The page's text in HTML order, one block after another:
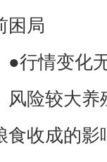
困局
情变化
较大养殖
食收成的